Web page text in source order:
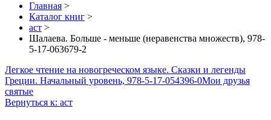
Главная >
Каталог книг >
аст >
Шалаева. Больше - меньше (неравенства множеств), 978-
5-17-063679-2
Легкое чтение на новогреческом языке. Сказки и легенды
Греции. Начальный уровень, 978-5-17-054396-0Мои друзья
святые
Вернуться к: аст